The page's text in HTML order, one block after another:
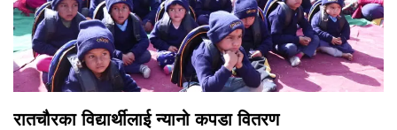
रातचौरका विद्यार्थीलाई न्यानो कपडा वितरण